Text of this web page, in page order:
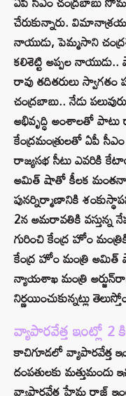
చేరుకున్నారు.
నాయుడు, పెమ్మసాని
కలిశెట్టి అప్పల
రావు తదితరులు
చంద్రబాబు.. నేడు
అభివృద్ధి అంశాలతో
కేంద్రమంత్రులతో ఏపీ
రాజ్యసభ సీటు ఎవరికి
అమిత్ షాతో కీలక
పునర్నిర్మాణానికి
2న అమరావతికి వస్తున్న
గురించి కేంద్ర హోం
కేంద్ర హోం మంత్రి అమిత్‌
న్యాయశాఖ మంత్రి
నిర్ణయించుకున్నట్లు
వ్యాపారవేత్త ఇంట్లో
కాచిగూడలో వ్యాపారవేత్త
దంపతులకు మత్తుమందు